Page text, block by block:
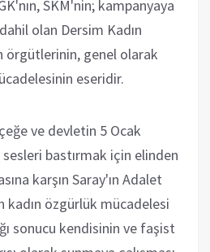
SKM'nin; kampanyaya
olan Dersim Kadın
örgütlerinin, genel olarak
eseridir.
ve devletin 5 Ocak
bastırmak için elinden
karşın Saray'ın Adalet
kadın özgürlük mücadelesi
sonucu kendisinin ve faşist